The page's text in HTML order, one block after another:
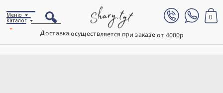
Доставка осуществляется при заказе от 4000р
0
Каталог
Меню